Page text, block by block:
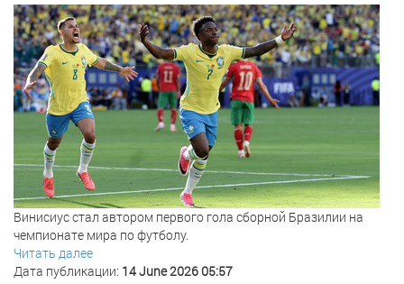
Винисиус стал автором первого гола сборной Бразилии на
чемпионате мира по футболу.
Читать далее
Дата публикации: 14 June 2026 05:57